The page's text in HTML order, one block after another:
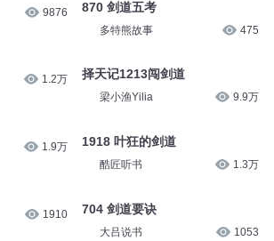
9876
1.2万
1.9万
1910
870 剑道五考
多特熊故事 475
择天记1213闯剑道
梁小渔Yilia 9.9万
1918 叶狂的剑道
酷匠听书 1.3万
704 剑道要诀
大吕说书 1053